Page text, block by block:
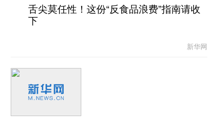
舌尖莫任性！这份“反食品浪费”指南请收
下
新华网